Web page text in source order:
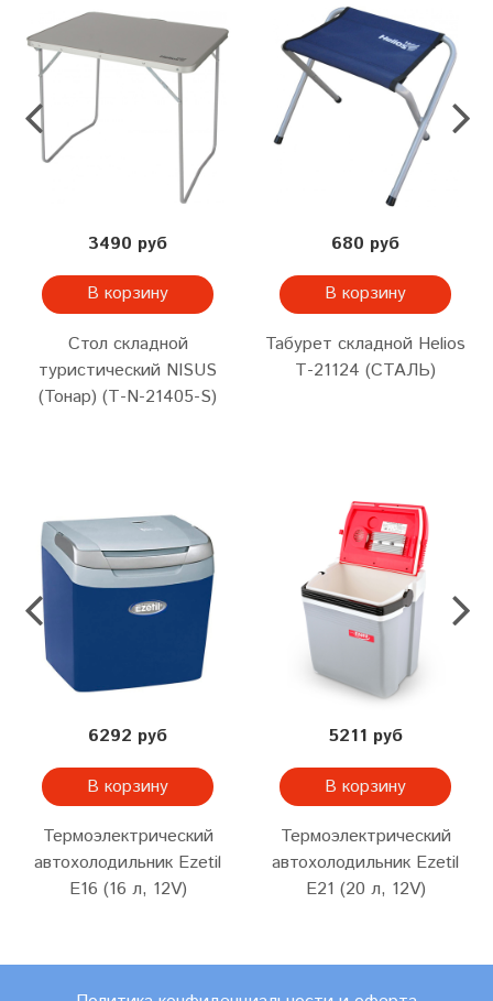
3490 руб
В корзину
Стол складной
туристический NISUS
(Тонар) (Т-N-21405-S)
680 руб
В корзину
Табурет складной Helios
Т-21124 (СТАЛЬ)
6292 руб
В корзину
Термоэлектрический
автохолодильник Ezetil
E16 (16 л, 12V)
5211 руб
В корзину
Термоэлектрический
автохолодильник Ezetil
E21 (20 л, 12V)